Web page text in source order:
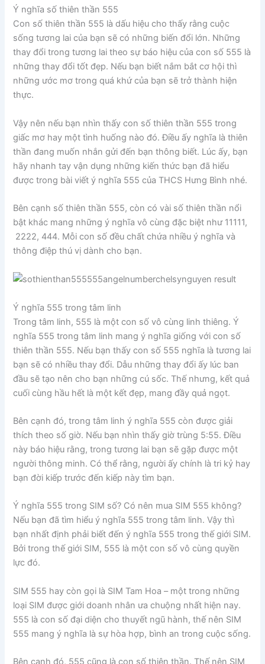
Ý nghĩa số thiên thần 555
Con số thiên thần 555 là dấu hiệu cho thấy rằng cuộc
sống tương lai của bạn sẽ có những biến đổi lớn. Những
thay đổi trong tương lai theo sự báo hiệu của con số 555 là
những thay đổi tốt đẹp. Nếu bạn biết nắm bắt cơ hội thì
những ước mơ trong quá khứ của bạn sẽ trở thành hiện
thực.
Vậy nên nếu bạn nhìn thấy con số thiên thần 555 trong
giấc mơ hay một tình huống nào đó. Điều ấy nghĩa là thiên
thần đang muốn nhắn gửi đến bạn thông biết. Lúc ấy, bạn
hãy nhanh tay vận dụng những kiến thức bạn đã hiểu
được trong bài viết ý nghĩa 555 của THCS Hưng Bình nhé.
Bên cạnh số thiên thần 555, còn có vài số thiên thần nổi
bật khác mang những ý nghĩa vô cùng đặc biệt như 11111,
2222, 444. Mỗi con số đều chất chứa nhiều ý nghĩa và
thông điệp thú vị dành cho bạn.
Ý nghĩa 555 trong tâm linh
Trong tâm linh, 555 là một con số vô cùng linh thiêng. Ý
nghĩa 555 trong tâm linh mang ý nghĩa giống với con số
thiên thần 555. Nếu bạn thấy con số 555 nghĩa là tương lai
bạn sẽ có nhiều thay đổi. Dẫu những thay đổi ấy lúc ban
đầu sẽ tạo nên cho bạn những cú sốc. Thế nhưng, kết quả
cuối cùng hầu hết là một kết đẹp, mang đầy quả ngọt.
Bên cạnh đó, trong tâm linh ý nghĩa 555 còn được giải
thích theo số giờ. Nếu bạn nhìn thấy giờ trùng 5:55. Điều
này báo hiệu rằng, trong tương lai bạn sẽ gặp được một
người thông minh. Có thể rằng, người ấy chính là tri kỷ hay
bạn đời kiếp trước đến kiếp này tìm bạn.
Ý nghĩa 555 trong SIM số? Có nên mua SIM 555 không?
Nếu bạn đã tìm hiểu ý nghĩa 555 trong tâm linh. Vậy thì
bạn nhất định phải biết đến ý nghĩa 555 trong thế giới SIM.
Bởi trong thế giới SIM, 555 là một con số vô cùng quyền
lực đó.
SIM 555 hay còn gọi là SIM Tam Hoa – một trong những
loại SIM được giới doanh nhân ưa chuộng nhất hiện nay.
555 là con số đại diện cho thuyết ngũ hành, thế nên SIM
555 mang ý nghĩa là sự hòa hợp, bình an trong cuộc sống.
Bên cạnh đó, 555 cũng là con số thiên thần. Thế nên SIM